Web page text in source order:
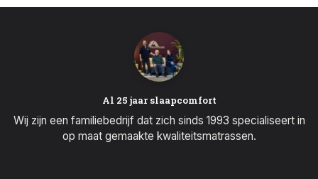
Al 25 jaar slaapcomfort
Wij zijn een familiebedrijf dat zich sinds 1993 specialiseert in
op maat gemaakte kwaliteitsmatrassen.